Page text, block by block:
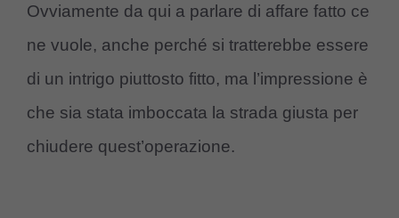
Ovviamente da qui a parlare di affare fatto ce
ne vuole, anche perché si tratterebbe essere
di un intrigo piuttosto fitto, ma l’impressione è
che sia stata imboccata la strada giusta per
chiudere quest’operazione.